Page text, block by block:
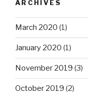
ARCHIVES
March 2020 (1)
January 2020 (1)
November 2019 (3)
October 2019 (2)